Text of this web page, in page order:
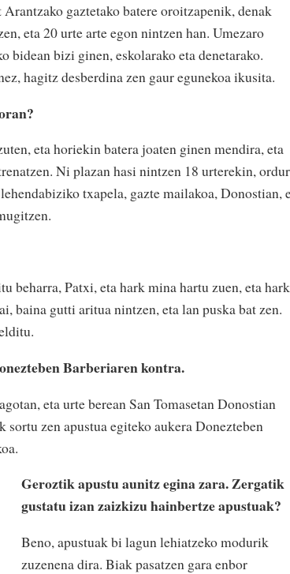
gaztetako batere oroitzapenik, denak
eta 20 urte arte egon nintzen han. Umezaro
bidean bizi ginen, eskolarako eta denetarako.
hagitz desberdina zen gaur egunekoa ikusita.
eta horiekin batera joaten ginen mendira, eta
Ni plazan hasi nintzen 18 urterekin,
txapela, gazte mailakoa, Donostian,
beharra, Patxi, eta hark mina hartu zuen, eta hark
baina gutti aritua nintzen, eta lan puska bat zen.
Barberiaren kontra.
eta urte berean San Tomasetan Donostian
zen apustua egiteko aukera Donezteben
Geroztik apustu aunitz egina zara. Zergatik
gustatu izan zaizkizu hainbertze apustuak?
Beno, apustuak bi lagun lehiatzeko modurik
zuzenena dira. Biak pasatzen gara enbor